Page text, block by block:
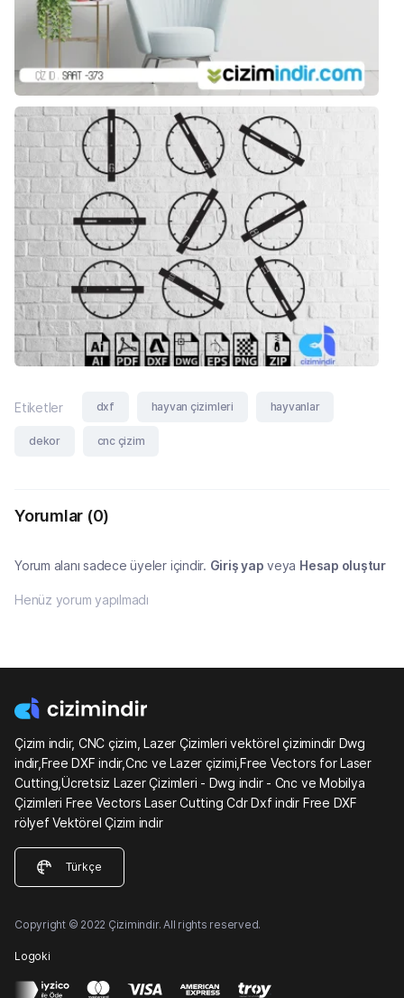
Etiketler dxf hayvan çizimleri hayvanlar
dekor cnc çizim
Yorumlar (0)
Yorum alanı sadece üyeler içindir. Giriş yap veya Hesap oluştur
Henüz yorum yapılmadı
Çizim indir, CNC çizim, Lazer Çizimleri vektörel çizimindir Dwg
indir,Free DXF indir,Cnc ve Lazer çizimi,Free Vectors for Laser
Cutting,Ücretsiz Lazer Çizimleri - Dwg indir - Cnc ve Mobilya
Çizimleri Free Vectors Laser Cutting Cdr Dxf indir Free DXF
rölyef Vektörel Çizim indir
Türkçe
Copyright © 2022 Çizimindir. All rights reserved.
Logoki